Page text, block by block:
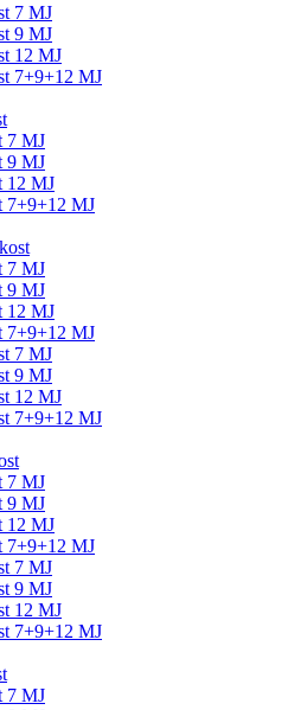
7 MJ
9 MJ
12 MJ
7+9+12 MJ
7 MJ
9 MJ
12 MJ
7+9+12 MJ
7 MJ
9 MJ
12 MJ
7+9+12 MJ
7 MJ
9 MJ
12 MJ
7+9+12 MJ
7 MJ
9 MJ
12 MJ
7+9+12 MJ
7 MJ
9 MJ
12 MJ
7+9+12 MJ
7 MJ